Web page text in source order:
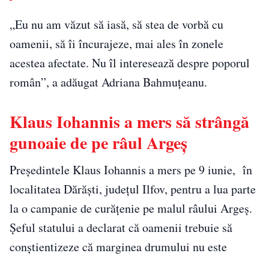
„Eu nu am văzut să iasă, să stea de vorbă cu
oamenii, să îi încurajeze, mai ales în zonele
acestea afectate. Nu îl interesează despre poporul
român”, a adăugat Adriana Bahmuțeanu.
Klaus Iohannis a mers să strângă
gunoaie de pe râul Argeș
Președintele Klaus Iohannis a mers pe 9 iunie, în
localitatea Dărăști, județul Ilfov, pentru a lua parte
la o campanie de curățenie pe malul râului Argeș.
Șeful statului a declarat că oamenii trebuie să
conștientizeze că marginea drumului nu este